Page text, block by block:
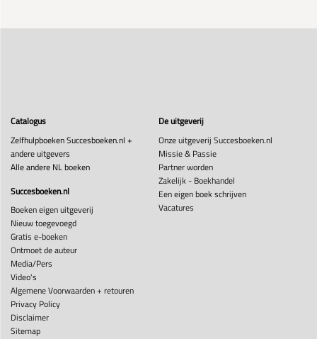
Catalogus
Zelfhulpboeken Succesboeken.nl +
andere uitgevers
Alle andere NL boeken
Succesboeken.nl
Boeken eigen uitgeverij
Nieuw toegevoegd
Gratis e-boeken
Ontmoet de auteur
Media/Pers
Video's
Algemene Voorwaarden + retouren
Privacy Policy
Disclaimer
Sitemap
De uitgeverij
Onze uitgeverij Succesboeken.nl
Missie & Passie
Partner worden
Zakelijk - Boekhandel
Een eigen boek schrijven
Vacatures